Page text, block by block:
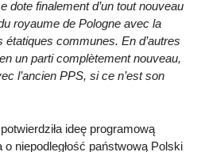
dote finalement d’un tout nouveau
royaume de Pologne avec la
communes. En d’autres
un parti complètement nouveau,
l’ancien PPS, si ce n’est son
ideę programową
niepodległość państwową Polski